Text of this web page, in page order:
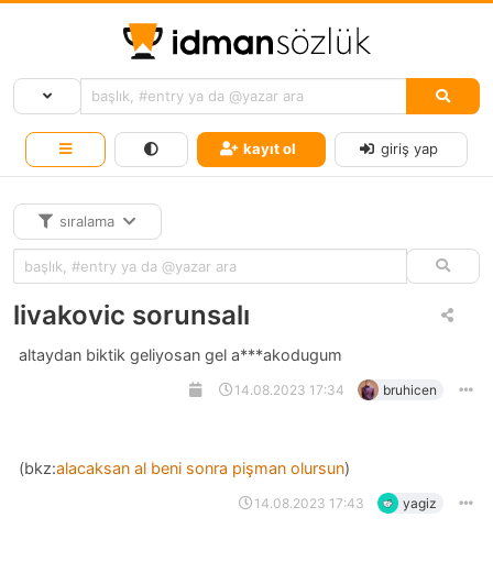
kayıt ol giriş yap
sıralama
livakovic sorunsalı
altaydan biktik geliyosan gel a***akodugum
14.08.2023 17:34 bruhicen
(bkz:alacaksan al beni sonra pişman olursun)
14.08.2023 17:43 yagiz